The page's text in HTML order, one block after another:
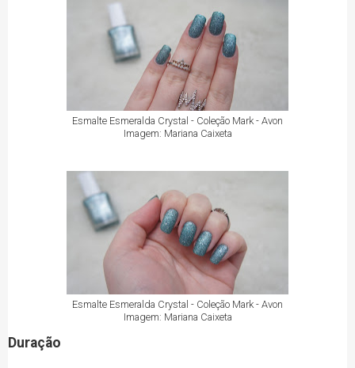
Esmalte Esmeralda Crystal - Coleção Mark - Avon
Imagem: Mariana Caixeta
Esmalte Esmeralda Crystal - Coleção Mark - Avon
Imagem: Mariana Caixeta
Duração